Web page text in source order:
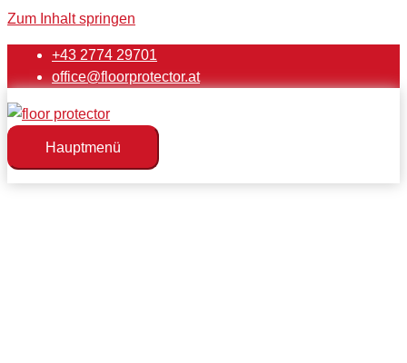
Zum Inhalt springen
+43 2774 29701
office@floorprotector.at
Hauptmenü